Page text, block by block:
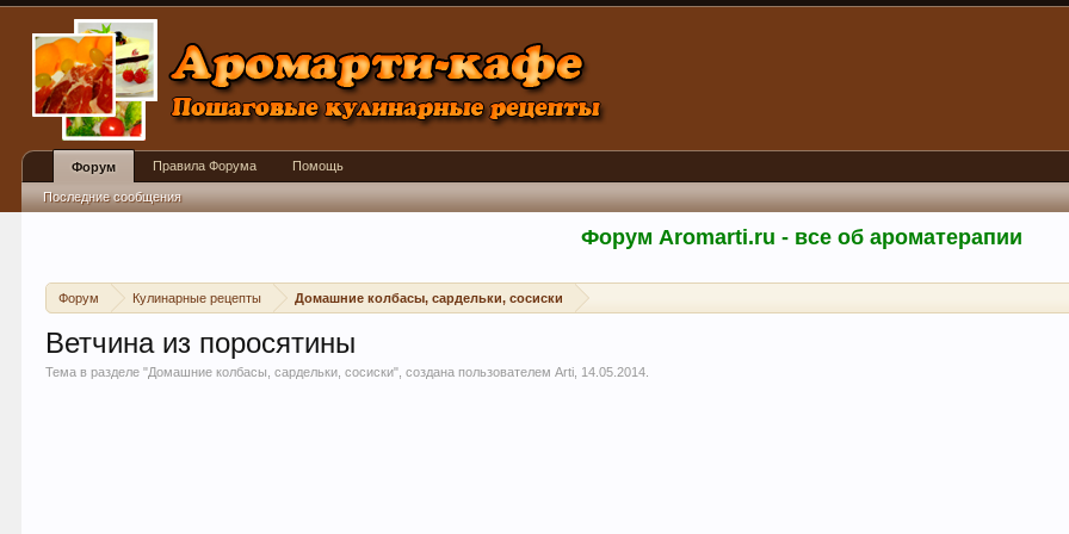
Форум Aromarti.ru - все об ароматерапии
Форум Кулинарные рецепты Домашние колбасы, сардельки, сосиски
Ветчина из поросятины
Тема в разделе "Домашние колбасы, сардельки, сосиски", создана пользователемArti 14.05.2014
Форум
Последние сообщения
Правила Форума Помощь